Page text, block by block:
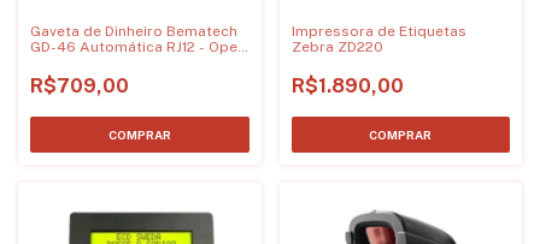
Gaveta de Dinheiro Bematech
GD-46 Automática RJ12 - Open
R$709,00
Impressora de Etiquetas
Zebra ZD220
R$1.890,00